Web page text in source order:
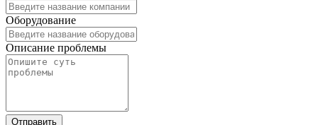
Оборудование
Описание проблемы